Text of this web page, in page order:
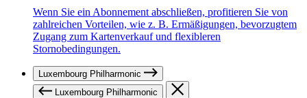
Wenn Sie ein Abonnement abschließen, profitieren Sie von
zahlreichen Vorteilen, wie z. B. Ermäßigungen, bevorzugtem
Zugang zum Kartenverkauf und flexibleren
Stornobedingungen.
Luxembourg Philharmonic
Luxembourg Philharmonic